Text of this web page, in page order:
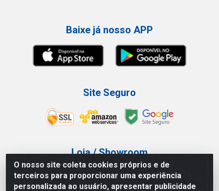
O nosso site coleta cookies próprios e de
terceiros para proporcionar uma experiência
personalizada ao usuário, apresentar publicidade
Baixe já nosso APP
Site Seguro
Loja / Showroom
Tel.: (11) 3227-0546
Av Vautier, 587/597 - Pari - São Paulo/SP